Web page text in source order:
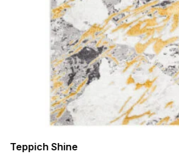
Teppich Shine